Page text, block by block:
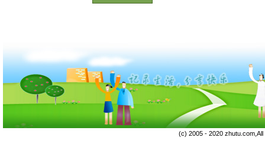
(c) 2005 - 2020